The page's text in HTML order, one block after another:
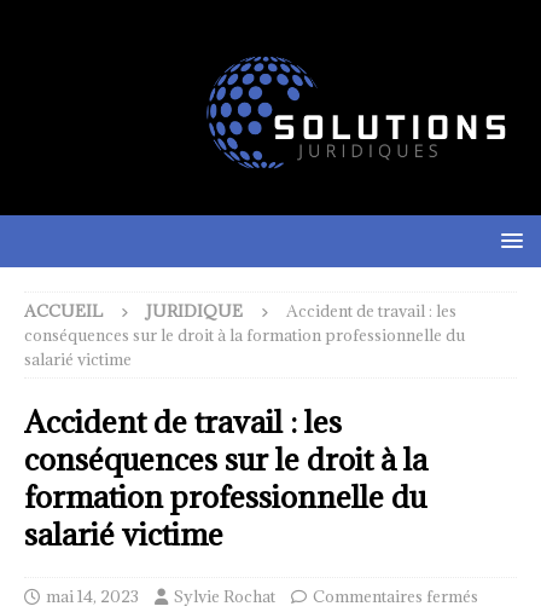
ACCUEIL JURIDIQUE
Accident de travail : les
conséquences sur le droit à la formation professionnelle du
salarié victime
Accident de travail : les
conséquences sur le droit à la
formation professionnelle du
salarié victime
mai 14, 2023 Sylvie Rochat Commentaires fermés